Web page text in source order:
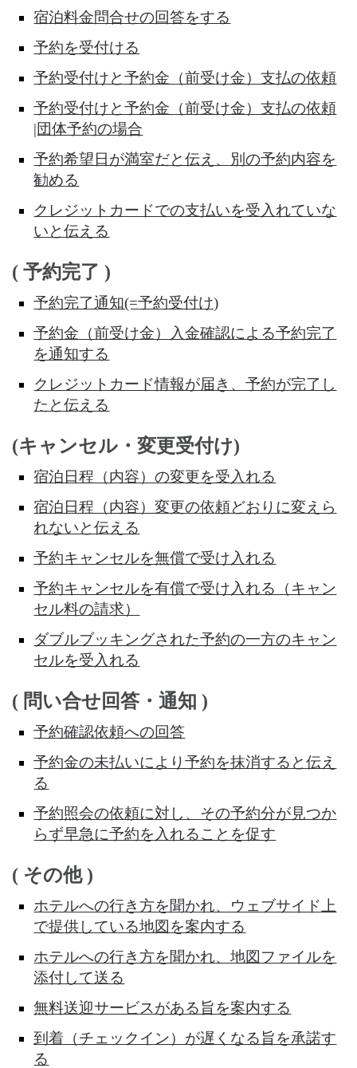
宿泊料金問合せの回答をする
予約を受付ける
予約受付けと予約金（前受け金）支払の依頼
予約受付けと予約金（前受け金）支払の依頼
|団体予約の場合
予約希望日が満室だと伝え、別の予約内容を
勧める
クレジットカードでの支払いを受入れていな
いと伝える
( 予約完了 )
予約完了通知(=予約受付け)
予約金（前受け金）入金確認による予約完了
を通知する
クレジットカード情報が届き、予約が完了し
たと伝える
(キャンセル・変更受付け)
宿泊日程（内容）の変更を受入れる
宿泊日程（内容）変更の依頼どおりに変えら
れないと伝える
予約キャンセルを無償で受け入れる
予約キャンセルを有償で受け入れる（キャン
セル料の請求）
ダブルブッキングされた予約の一方のキャン
セルを受入れる
( 問い合せ回答・通知 )
予約確認依頼への回答
予約金の未払いにより予約を抹消すると伝え
る
予約照会の依頼に対し、その予約分が見つか
らず早急に予約を入れることを促す
( その他 )
ホテルへの行き方を聞かれ、ウェブサイド上
で提供している地図を案内する
ホテルへの行き方を聞かれ、地図ファイルを
添付して送る
無料送迎サービスがある旨を案内する
到着（チェックイン）が遅くなる旨を承諾す
る